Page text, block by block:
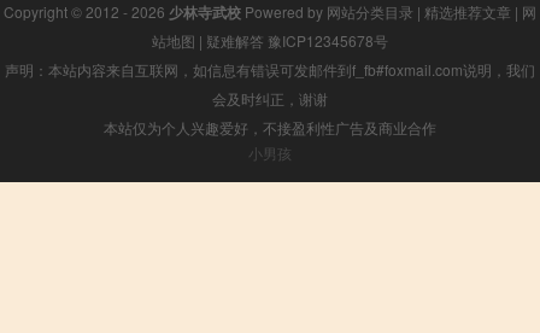
Copyright © 2012 - 2026 少林寺武校 Powered by 网站分类目录 | 精选推荐文章 | 网
站地图 | 疑难解答 豫ICP12345678号
声明：本站内容来自互联网，如信息有错误可发邮件到f_fb#foxmail.com说明，我们
会及时纠正，谢谢
本站仅为个人兴趣爱好，不接盈利性广告及商业合作
小男孩